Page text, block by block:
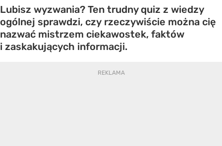
Lubisz wyzwania? Ten trudny quiz z wiedzy
ogólnej sprawdzi, czy rzeczywiście można cię
nazwać mistrzem ciekawostek, faktów
i zaskakujących informacji.